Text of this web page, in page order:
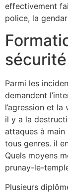
effectivement
police, la
Parmi les
demandent
l’agression et
il y a la
attaques à
tous genres. il
Quels moyens
prunay-le-
Plusieurs